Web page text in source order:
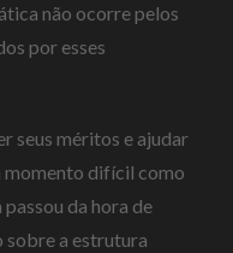
não ocorre pelos
por esses
seus méritos e ajudar
momento difícil como
da hora de
sobre a estrutura